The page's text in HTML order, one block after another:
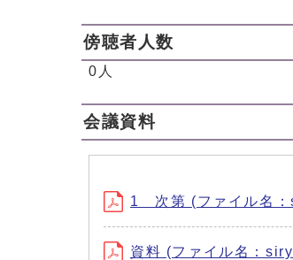
傍聴者人数
0人
会議資料
1 次第 (ファイル名
資料 (ファイル名：